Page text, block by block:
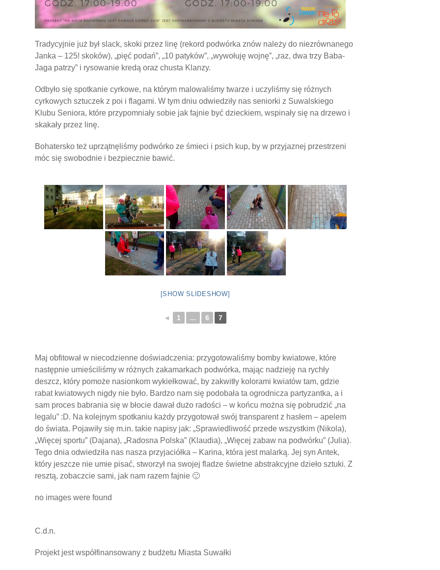
Tradycyjnie już był slack, skoki przez linę (rekord podwórka znów należy do niezrównanego
Janka – 125! skoków), „pięć podań”, „10 patyków”, „wywołuję wojnę”, „raz, dwa trzy Baba-
Jaga patrzy” i rysowanie kredą oraz chusta Klanzy.
Odbyło się spotkanie cyrkowe, na którym malowaliśmy twarze i uczyliśmy się różnych
cyrkowych sztuczek z poi i flagami. W tym dniu odwiedziły nas seniorki z Suwalskiego
Klubu Seniora, które przypomniały sobie jak fajnie być dzieckiem, wspinały się na drzewo i
skakały przez linę.
Bohatersko też uprzątnęliśmy podwórko ze śmieci i psich kup, by w przyjaznej przestrzeni
móc się swobodnie i bezpiecznie bawić.
[SHOW SLIDESHOW]
◄ 1 ... 6 7
Maj obfitował w niecodzienne doświadczenia: przygotowaliśmy bomby kwiatowe, które
następnie umieściliśmy w różnych zakamarkach podwórka, mając nadzieję na rychły
deszcz, który pomoże nasionkom wykiełkować, by zakwitły kolorami kwiatów tam, gdzie
rabat kwiatowych nigdy nie było. Bardzo nam się podobała ta ogrodnicza partyzantka, a i
sam proces babrania się w błocie dawał dużo radości – w końcu można się pobrudzić „na
legalu” :D. Na kolejnym spotkaniu każdy przygotował swój transparent z hasłem – apelem
do świata. Pojawiły się m.in. takie napisy jak: „Sprawiedliwość przede wszystkim (Nikola),
„Więcej sportu” (Dajana), „Radosna Polska” (Klaudia), „Więcej zabaw na podwórku” (Julia).
Tego dnia odwiedziła nas nasza przyjaciółka – Karina, która jest malarką. Jej syn Antek,
który jeszcze nie umie pisać, stworzył na swojej fladze świetne abstrakcyjne dzieło sztuki. Z
resztą, zobaczcie sami, jak nam razem fajnie 🙂
no images were found
C.d.n.
Projekt jest współfinansowany z budżetu Miasta Suwałki